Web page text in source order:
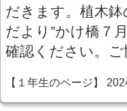
だきます。植木
だより”かけ橋７
確認ください。
【１年生のページ】